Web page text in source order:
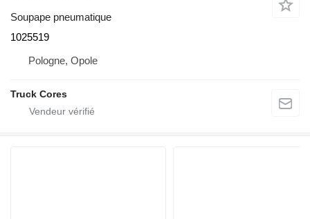
Soupape pneumatique
1025519
Pologne, Opole
Truck Cores